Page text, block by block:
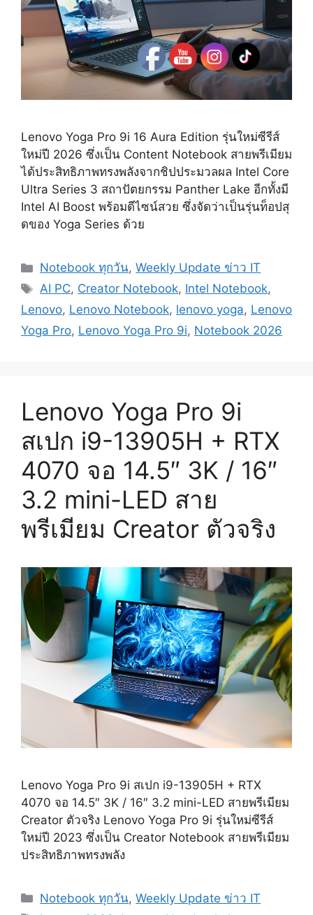
Lenovo Yoga Pro 9i 16 Aura Edition รุ่นใหม่ซีรีส์
ใหม่ปี 2026 ซึ่งเป็น Content Notebook สายพรีเมียม
ได้ประสิทธิภาพทรงพลังจากชิปประมวลผล Intel Core
Ultra Series 3 สถาปัตยกรรม Panther Lake อีกทั้งมี
Intel AI Boost พร้อมดีไซน์สวย ซึ่งจัดว่าเป็นรุ่นท็อปสุ
ดของ Yoga Series ด้วย
Categories
Notebook ทุกวัน,Weekly Update ข่าว IT
Tags
AI PC, Creator Notebook, Intel Notebook,
Lenovo, Lenovo Notebook, lenovo yoga, Lenovo
Yoga Pro, Lenovo Yoga Pro 9i, Notebook 2026
Lenovo Yoga Pro 9i
สเปก i9-13905H + RTX
4070 จอ 14.5″ 3K / 16″
3.2 mini-LED สาย
พรีเมียม Creator ตัวจริง
Lenovo Yoga Pro 9i สเปก i9-13905H + RTX
4070 จอ 14.5″ 3K / 16″ 3.2 mini-LED สายพรีเมียม
Creator ตัวจริง Lenovo Yoga Pro 9i รุ่นใหม่ซีรีส์
ใหม่ปี 2023 ซึ่งเป็น Creator Notebook สายพรีเมียม
ประสิทธิภาพทรงพลัง
Categories
Notebook ทุกวัน,Weekly Update ข่าว IT